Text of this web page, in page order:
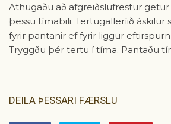
Athugaðu að afgreiðslufrestur
þessu tímabili. Tertugalleríið áskilur
fyrir pantanir ef fyrir liggur
Tryggðu þér tertu í tíma. Pantaðu
DEILA ÞESSARI FÆRSLU